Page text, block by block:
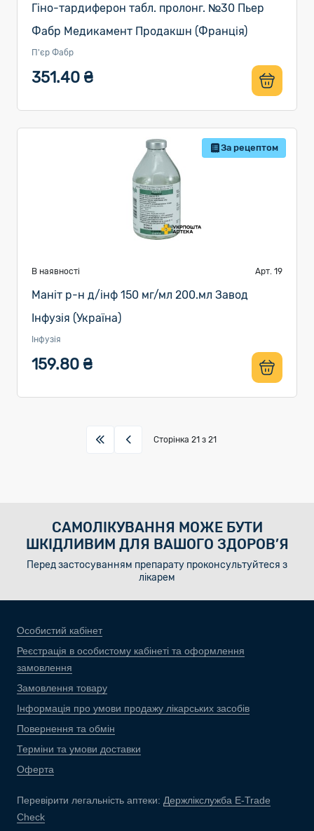
Гіно-тардиферон табл. пролонг. №30 Пьер
Фабр Медикамент Продакшн (Франція)
П'єр Фабр
351.40 ₴
За рецептом
В наявності Арт. 19
Маніт р-н д/інф 150 мг/мл 200.мл Завод
Інфузія (Україна)
Інфузія
159.80 ₴
Сторінка 21 з 21
САМОЛІКУВАННЯ МОЖЕ БУТИ
ШКІДЛИВИМ ДЛЯ ВАШОГО ЗДОРОВ’Я
Перед застосуванням препарату проконсультуйтеся з
лікарем
Особистий кабінет
Реєстрація в особистому кабінеті та оформлення
замовлення
Замовлення товару
Інформація про умови продажу лікарських засобів
Повернення та обмін
Терміни та умови доставки
Оферта
Перевірити легальність аптеки: Держлікслужба E-Trade
Check